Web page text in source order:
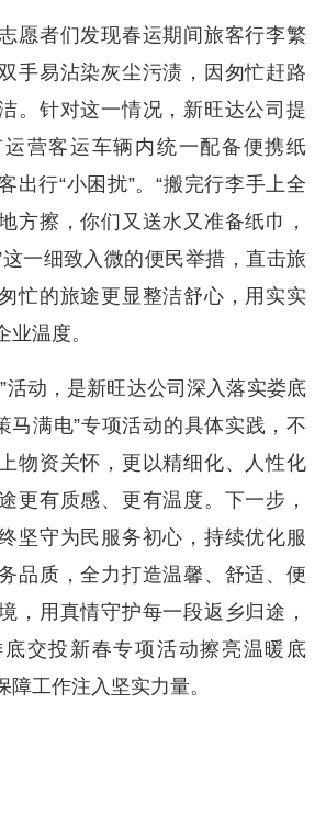
愿者们发现春运期间旅客行李繁
手易沾染灰尘污渍，因匆忙赶路
。针对这一情况，新旺达公司提
营客运车辆内统一配备便携纸
出行“小困扰”。“搬完行李手上全
方擦，你们又送水又准备纸巾，
一细致入微的便民举措，直击旅
忙的旅途更显整洁舒心，用实实
温度。
活动，是新旺达公司深入落实娄底
马满电”专项活动的具体实践，不
物资关怀，更以精细化、人性化
更有质感、更有温度。下一步，
坚守为民服务初心，持续优化服
品质，全力打造温馨、舒适、便
，用真情守护每一段返乡归途，
交投新春专项活动擦亮温暖底
障工作注入坚实力量。